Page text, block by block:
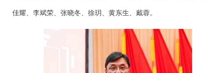
佳耀、李斌荣、张晓冬、徐玥、黄东生、戴蓉。